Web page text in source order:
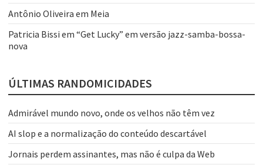
Antônio Oliveira em Meia
Patricia Bissi em “Get Lucky” em versão jazz-samba-bossa-
nova
ÚLTIMAS RANDOMICIDADES
Admirável mundo novo, onde os velhos não têm vez
AI slop e a normalização do conteúdo descartável
Jornais perdem assinantes, mas não é culpa da Web